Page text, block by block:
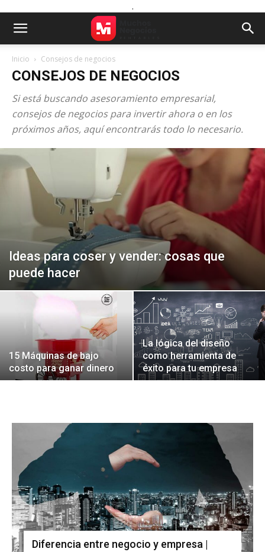
.
Inicio Consejos de negocios
CONSEJOS DE NEGOCIOS
Si está buscando asesoramiento empresarial,
consejos de negocios para invertir ahora o en los
próximos años, aquí encontrarás todo lo necesario.
Ideas para coser y vender: cosas que
puede hacer
15 Máquinas de bajo
costo para ganar dinero
La lógica del diseño
como herramienta de
éxito para tu empresa
Diferencia entre negocio y empresa |